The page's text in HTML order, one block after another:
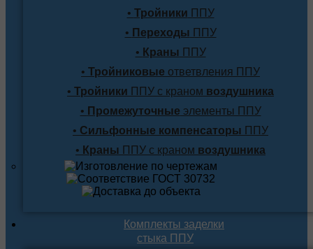
• Тройники ППУ
• Переходы ППУ
• Краны ППУ
• Тройниковые ответвления ППУ
• Тройники ППУ с краном воздушника
• Промежуточные элементы ППУ
• Сильфонные компенсаторы ППУ
• Краны ППУ с краном воздушника
Комплекты заделки
стыка ППУ